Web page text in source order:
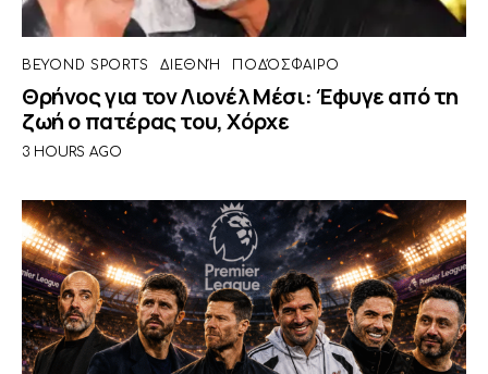
BEYOND SPORTS ΔΙΕΘΝΉ ΠΟΔΌΣΦΑΙΡΟ
Θρήνος για τον Λιονέλ Μέσι: Έφυγε από τη
ζωή ο πατέρας του, Χόρχε
3 HOURS AGO